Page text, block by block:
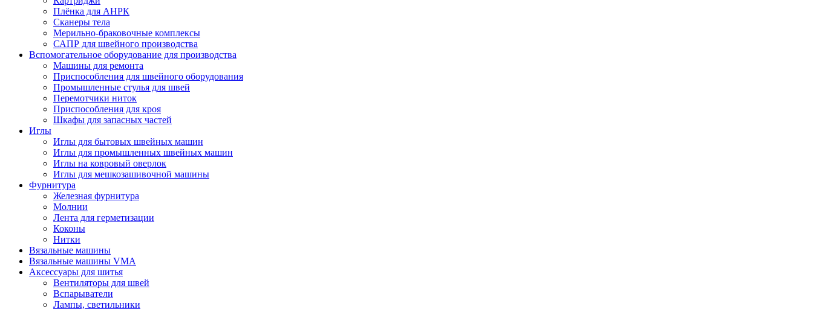
Плёнка для АНРК
Сканеры тела
Мерильно-браковочные комплексы
САПР для швейного производства
Вспомогательное оборудование для производства
Машины для ремонта
Приспособления для швейного оборудования
Промышленные стулья для швей
Перемотчики ниток
Приспособления для кроя
Шкафы для запасных частей
Иглы
Иглы для бытовых швейных машин
Иглы для промышленных швейных машин
Иглы на ковровый оверлок
Иглы для мешкозашивочной машины
Фурнитура
Железная фурнитура
Молнии
Лента для герметизации
Коконы
Нитки
Вязальные машины
Вязальные машины VMA
Аксессуары для шитья
Вентиляторы для швей
Вспарыватели
Лампы, светильники